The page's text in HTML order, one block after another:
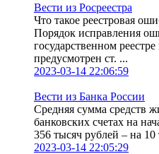
Вести из Росреестра
Что такое реестровая
Порядок исправления
государственном
предусмотрен ст. ...
2023-03-14 22:06:59
Вести из Банка России
Средняя сумма средств
банковских счетах на
356 тысяч рублей – на 10
2023-03-14 22:05:29